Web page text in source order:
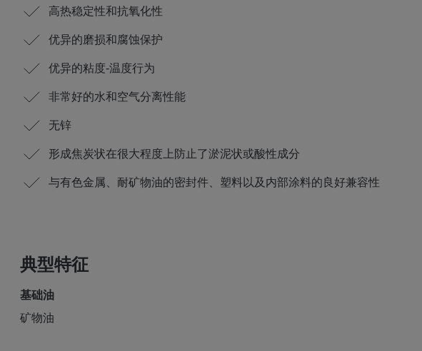
高热稳定性和抗氧化性
优异的磨损和腐蚀保护
优异的粘度-温度行为
非常好的水和空气分离性能
无锌
形成焦炭状在很大程度上防止了淤泥状或酸性成分
与有色金属、耐矿物油的密封件、塑料以及内部涂料的良好兼容性
典型特征
基础油
矿物油